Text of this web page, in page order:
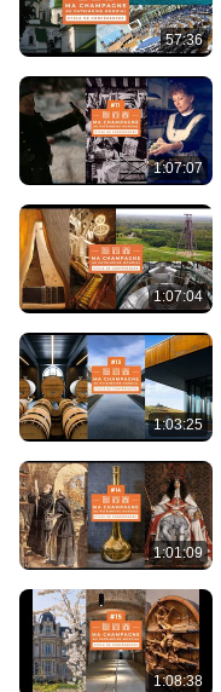
57:36
1:07:07
1:07:04
1:03:25
1:01:09
1:08:38